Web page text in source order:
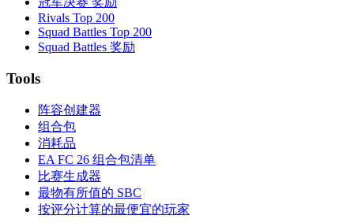
Rivals Top 200
Squad Battles Top 200
Squad Battles 奖励
Tools
阵容创建器
组合包
消耗品
EA FC 26 组合包清单
比赛生成器
最物有所值的 SBC
按评分计算的最便宜的玩家